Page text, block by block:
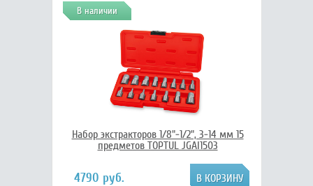
В наличии
Набор экстракторов 1/8"-1/2", 3-14 мм 15
предметов TOPTUL JGAI1503
4790 руб.